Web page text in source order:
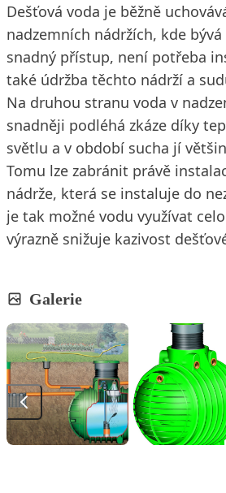
Dešťová voda je běžně
nadzemních nádržích, kde
snadný přístup, není potřeba
také údržba těchto nádrží a
Na druhou stranu voda v
snadněji podléhá zkáze díky
světlu a v období sucha jí
Tomu lze zabránit právě
nádrže, která se instaluje do
je tak možné vodu využívat
výrazně snižuje kazivost
Galerie